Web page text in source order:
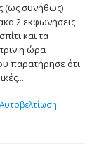
(ως συνήθως)
2 εκφωνήσεις
και τα
η ώρα
παρατήρησε ότι
Αυτοβελτίωση